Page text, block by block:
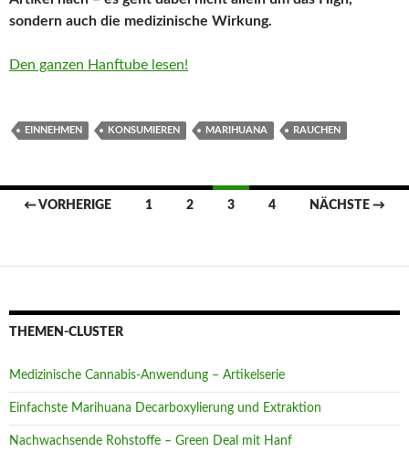
sondern auch die medizinische Wirkung.
Den ganzen Hanftube lesen!
EINNEHMEN KONSUMIEREN MARIHUANA RAUCHEN
Beitragsnavigation
← VORHERIGE 1 2 3 4 NÄCHSTE →
THEMEN-CLUSTER
Medizinische Cannabis-Anwendung – Artikelserie
Einfachste Marihuana Decarboxylierung und Extraktion
Nachwachsende Rohstoffe – Green Deal mit Hanf